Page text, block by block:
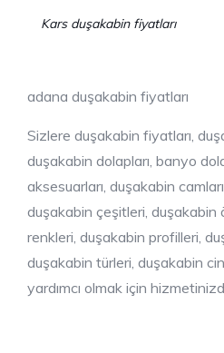
Kars duşakabin fiyatları
adana duşakabin fiyatları
Sizlere duşakabin fiyatları,
duşakabin dolapları, banyo
aksesuarları, duşakabin
duşakabin çeşitleri, duşakabin
renkleri, duşakabin profilleri,
duşakabin türleri, duşakabin
yardımcı olmak için